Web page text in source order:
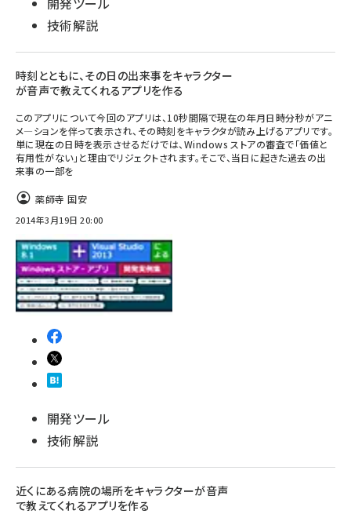
技術解説
時刻とともに、その日の出来事をキャラクター
が音声で教えてくれるアプリを作る
このアプリについて今回のアプリは、10秒間隔で現在の年月日時分秒がアニ
メ—ションを伴って表示され、その時刻をキャラクタが読み上げるアプリです。
単に現在の日時を表示させるだけでは、Windows ストアの審査で「価値と
有用性がない」と理由でリジェクトされます。そこで、当日に起きた過去の出
来事の一部を
薬師寺 国安
2014年3月19日 20:00
開発ツール
技術解説
近くにある病院の場所をキャラクターが音声
で教えてくれるアプリを作る